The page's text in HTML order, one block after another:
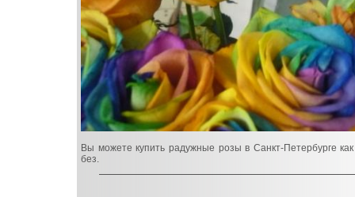
Вы можете купить радужные розы в Санкт-Петербурге как
без.